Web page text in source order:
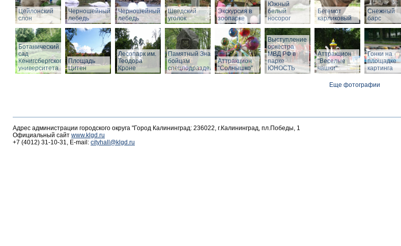
Цейлонский
слон
Черношейный
лебедь
Черношейный
лебедь
Шведский
уголок
Экскурсия в
зоопарке
Южный
белый
носорог
Бегемот
карликовый
Снежный
барс
Ботанический
сад
Кенигсбергского
университета
Площадь
Цитен
Лесопарк им.
Теодора
Кроне
Памятный Знак
бойцам
спецподразделений
Аттракцион
"Солнышко"
Выступление
оркестра
МВД РФ в
парке
ЮНОСТЬ
Аттракцион
"Веселые
чашки"
Гонки на
площадке
картинга
Еще фотографии
Адрес администрации городского округа "Город Калининград: 236022, г.Калининград, пл.Победы, 1
Официальный сайт www.klgd.ru
+7 (4012) 31-10-31, E-mail: cityhall@klgd.ru